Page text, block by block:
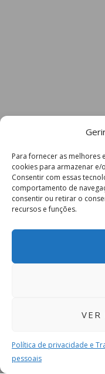
Para fornecer as melhores
cookies para armazenar
Consentir com essas
comportamento de
consentir ou retirar o
recursos e funções.
VER
Política de privacidade e
pessoais